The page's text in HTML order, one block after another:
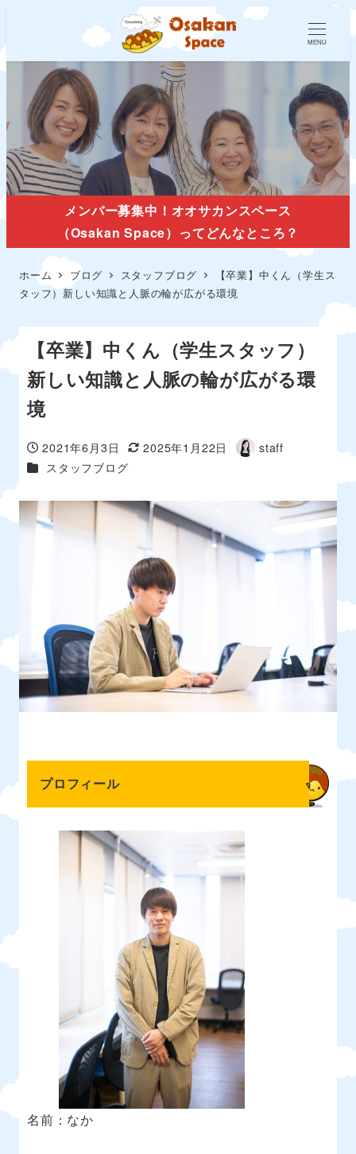
MENU
スタッフブログ
メンバー募集中！オオサカンスペース
（Osakan Space）ってどんなところ？
ホーム ブログ スタッフブログ
【卒業】中くん（学生ス
タッフ）新しい知識と人脈の輪が広がる環境
【卒業】中くん（学生スタッフ）
新しい知識と人脈の輪が広がる環
境
投稿日
2021年6月3日
更新日
2025年1月22日
著
staff
カテゴリー
スタッフブログ
プロフィール
名前：なか